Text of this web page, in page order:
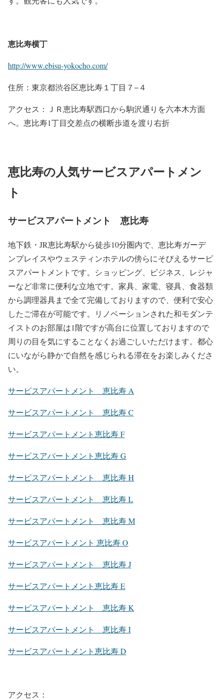
恵比寿横丁
http://www.ebisu-yokocho.com/
住所：東京都渋谷区恵比寿１丁目７−４
アクセス：ＪＲ恵比寿駅西口から駒沢通りを六本木方面
へ。恵比寿1丁目交差点の横断歩道を渡り右折
恵比寿の人気サービスアパートメン
ト
サービスアパートメント 恵比寿
地下鉄・JR恵比寿駅から徒歩10分圏内で、恵比寿ガーデ
ンプレイスやウェスティンホテルの傍らにそびえるサービ
スアパートメントです。ショッピング、ビジネス、レジャ
ーなど非常に便利な立地です。家具、家電、寝具、食器類
から調理器具まで全て完備しておりますので、便利で安心
したご滞在が可能です。リノベーションされた和モダンテ
イストのお部屋は1階ですが高台に位置しておりますので
周りの目を気にすることなくお過ごしいただけます。都心
にいながら静かで自然を感じられる滞在をお楽しみくださ
い。
サービスアパートメント 恵比寿 A
サービスアパートメント 恵比寿 C
サービスアパートメント恵比寿 F
サービスアパートメント恵比寿 G
サービスアパートメント 恵比寿 H
サービスアパートメント 恵比寿 L
サービスアパートメント 恵比寿 M
サービスアパートメント 恵比寿 O
サービスアパートメント 恵比寿 J
サービスアパートメント恵比寿 E
サービスアパートメント 恵比寿 K
サービスアパートメント 恵比寿 I
サービスアパートメント恵比寿 D
アクセス：